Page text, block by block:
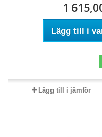
1
Lägg till i
Lägg till i jämför